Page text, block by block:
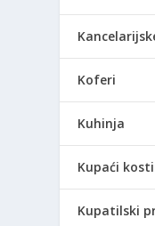
Koferi
Kuhinja
Kupaći
Kupatilski